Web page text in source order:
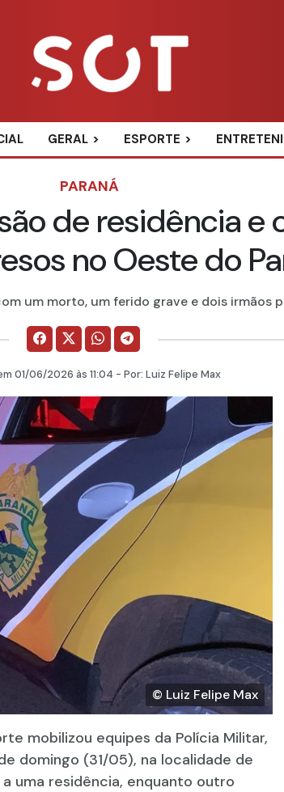
GERAL ESPORTE
PARANÁ
de residência
no Oeste do
um morto, um ferido grave e dois irmãos
01/06/2026 às 11:04 - Por: Luiz Felipe Max
© Luiz Felipe Max
mobilizou equipes da Polícia Militar,
domingo (31/05), na localidade de
uma residência, enquanto outro